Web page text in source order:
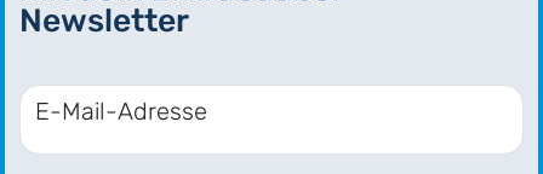
Newsletter
E-Mail-Adresse